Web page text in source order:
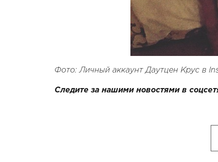
Фото: Личный аккаунт Даутцен Крус в
Следите за нашими новостями в